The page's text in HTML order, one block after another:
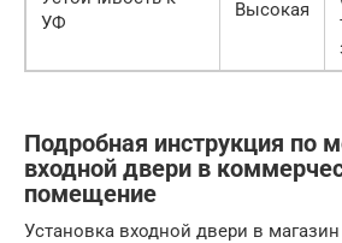
УФ
Высокая
Подробная инструкция по
входной двери в
помещение
Установка входной двери в